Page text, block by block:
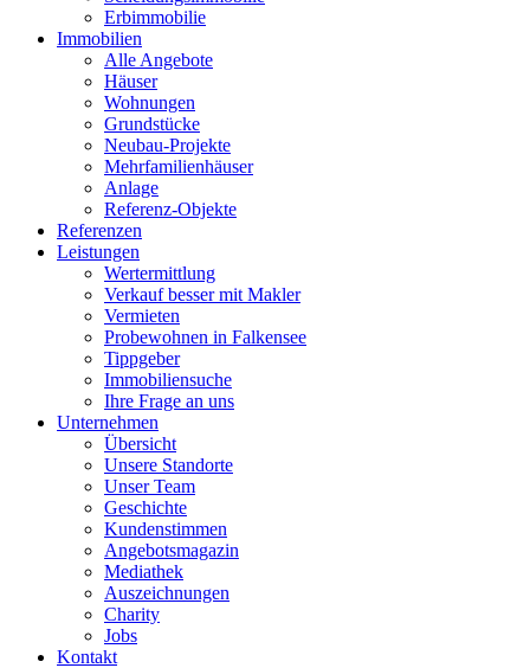
Erbimmobilie
Immobilien
Alle Angebote
Häuser
Wohnungen
Grundstücke
Neubau-Projekte
Mehrfamilienhäuser
Anlage
Referenz-Objekte
Referenzen
Leistungen
Wertermittlung
Verkauf besser mit Makler
Vermieten
Probewohnen in Falkensee
Tippgeber
Immobiliensuche
Ihre Frage an uns
Unternehmen
Übersicht
Unsere Standorte
Unser Team
Geschichte
Kundenstimmen
Angebotsmagazin
Mediathek
Auszeichnungen
Charity
Jobs
Kontakt